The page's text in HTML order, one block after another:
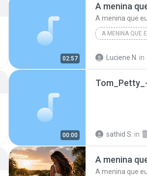
02:57
A menina
A menina que
A MENINA QUE
Luciene N. in
00:00 sathid S. in
A menina
A menina que